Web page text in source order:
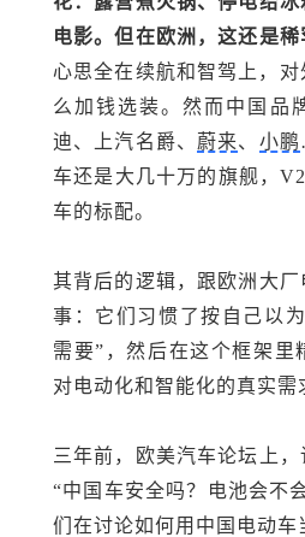
电影。但在欧洲，这还是稀
心思全在续航和智驾上，
么加钱选装。然而中国品
迪、上汽名爵、 蔚来、 小鹏
车还是大几十万的旗舰，
车的标配。
其背后的逻辑，跟欧洲 大
事 ：它们习惯了按自己以
需要”，然后在这个框架里
对电动化和智能化的真实需
三年前， 欧美汽车论坛上，
“中国车安全吗？电池会不
们在讨论如何用中国电动车